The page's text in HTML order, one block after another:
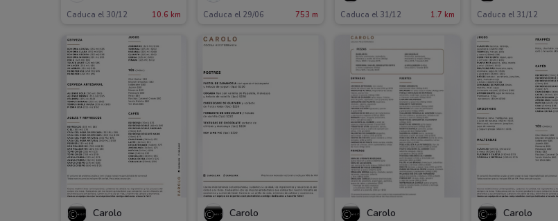
Caduca el 30/12 10.6 km Caduca el 29/06 753 m Caduca el 31/12 1.7 km Caduca el 31/12
Carolo Carolo Carolo Carolo